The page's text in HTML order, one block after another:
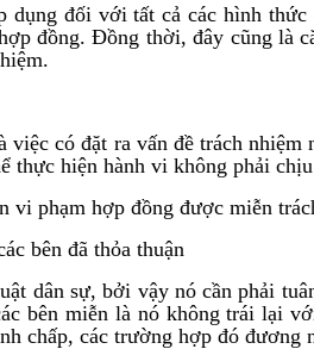
dụng đối với tất cả các hình
đồng. Đồng thời, đây cũng là
có đặt ra vấn đề trách
thực hiện hành vi không phải chịu
phạm hợp đồng được miễn
bên đã thỏa thuận
dân sự, bởi vậy nó cần phải
bên miễn là nó không trái lại
chấp, các trường hợp đó đương